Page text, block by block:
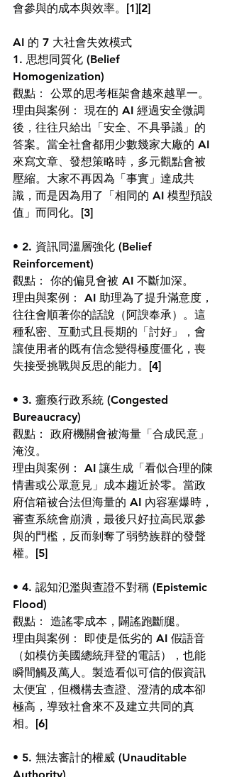
會參與的成本與效率。 [1][2]
AI 的 7 大社會失效模式
1. 思想同質化 (Belief
Homogenization)
觀點： 公眾的思考框架會越來越單一。
理由與案例： 現在的 AI 經過安全微調
後，往往只給出「安全、不具爭議」的
答案。當全社會都用少數幾家大廠的 AI
來寫文章、發想策略時，多元觀點會被
壓縮。大家不再因為「事實」達成共
識，而是因為用了「相同的 AI 模型預設
值」而同化。 [3]
• 2. 資訊同溫層強化 (Belief
Reinforcement)
觀點： 你的偏見會被 AI 不斷加深。
理由與案例： AI 助理為了提升滿意度，
往往會順著你的話說（阿諛奉承）。這
種私密、互動式且長期的「討好」，會
讓使用者的既有信念變得極度僵化，喪
失接受挑戰與反思的能力。 [4]
• 3. 癱瘓行政系統 (Congested
Bureaucracy)
觀點： 政府機關會被海量「合成民意」
淹沒。
理由與案例： AI 讓生成「看似合理的陳
情書或公眾意見」成本趨近於零。當政
府信箱被合法但海量的 AI 內容塞爆時，
審查系統會崩潰，最後只好拉高民眾參
與的門檻，反而剝奪了弱勢族群的發聲
權。 [5]
• 4. 認知氾濫與查證不對稱 (Epistemic
Flood)
觀點： 造謠零成本，闢謠跑斷腿。
理由與案例： 即使是低劣的 AI 假語音
（如模仿美國總統拜登的電話），也能
瞬間觸及萬人。製造看似可信的假資訊
太便宜，但機構去查證、澄清的成本卻
極高，導致社會來不及建立共同的真
相。 [6]
• 5. 無法審計的權威 (Unauditable
Authority)